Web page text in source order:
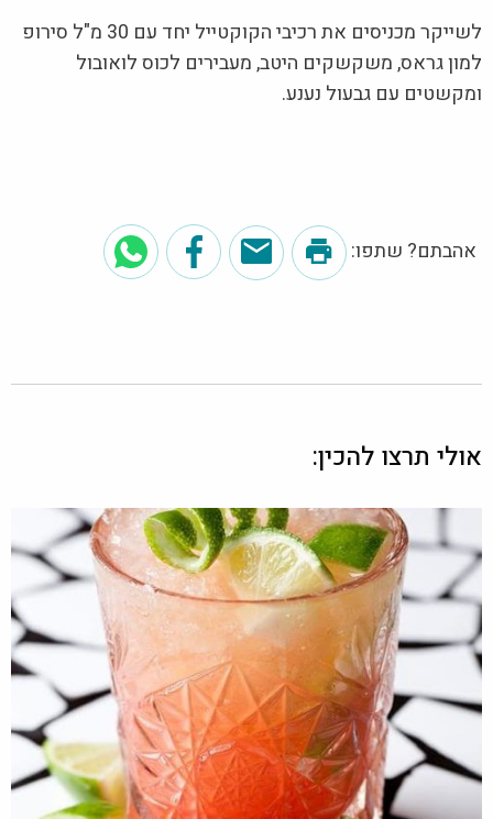
לשייקר מכניסים את רכיבי הקוקטייל יחד עם 30 מ"ל סירופ
למון גראס, משקשקים היטב, מעבירים לכוס לואובול
ומקשטים עם גבעול נענע.
אהבתם? שתפו:
אולי תרצו להכין: